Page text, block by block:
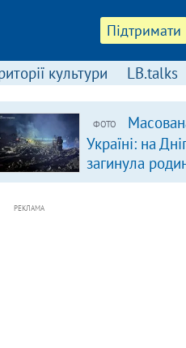
Підтримати
культури LB.talks
ФОТО
Україні: на
загинула
удар по
РЕКЛАМА